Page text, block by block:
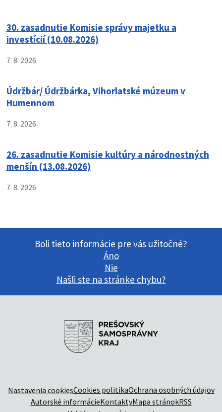
30. zasadnutie Komisie správy majetku a
investícií (10.08.2026)
7. 8. 2026
Údržbár/ Údržbárka, Vihorlatské múzeum v
Humennom
7. 8. 2026
26. zasadnutie Komisie kultúry a národnostných
menšín (13.08.2026)
7. 8. 2026
Boli tieto informácie pre vás užitočné?
Áno
Nie
Našli ste na stránke chybu?
Nastavenia cookiesCookies politikaOchrana osobných údajov
Autorské informácieKontaktyMapa stránokRSS